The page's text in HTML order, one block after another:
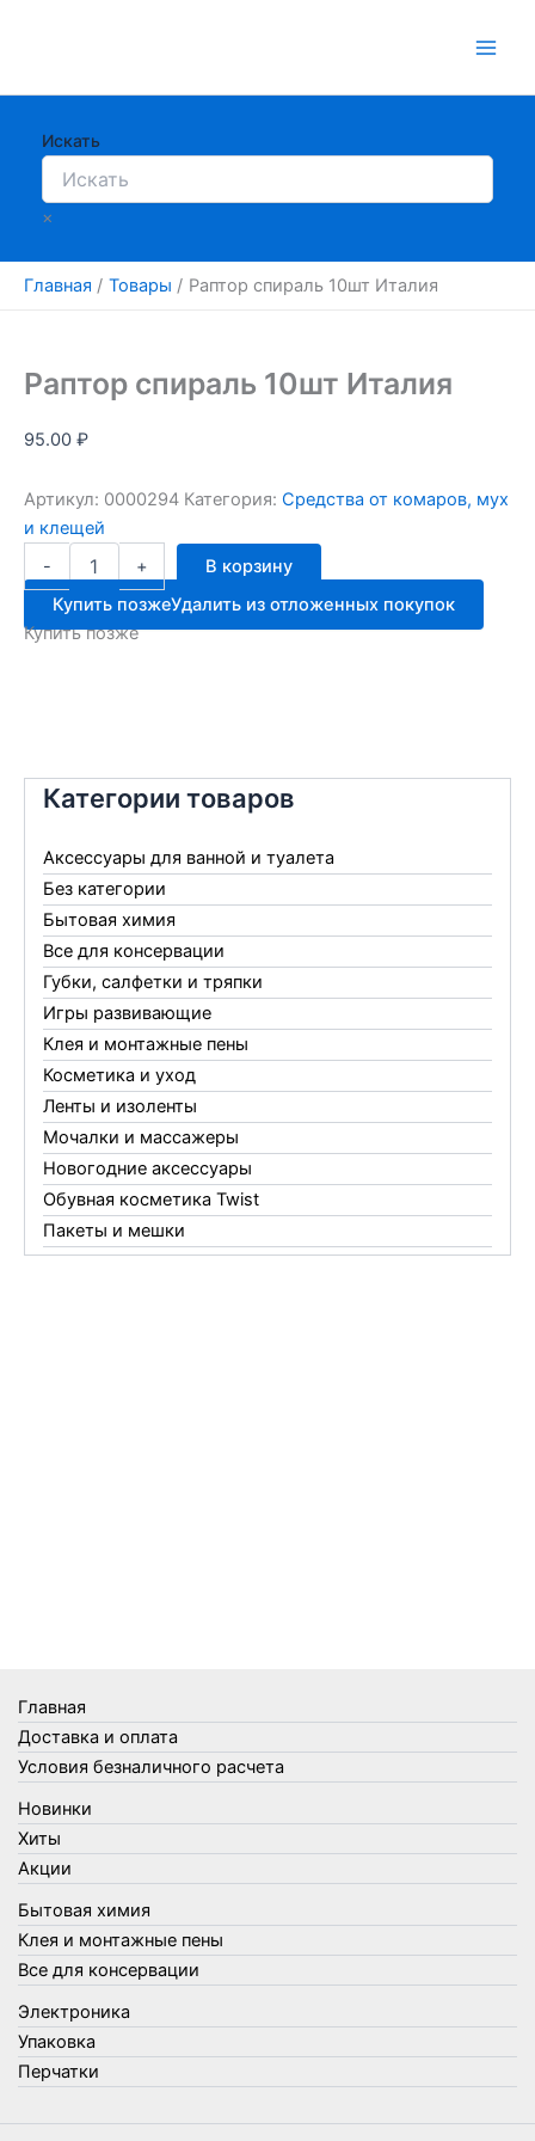
Искать
×
Главная Товары Раптор спираль 10шт Италия
Категории товаров
Аксессуары для ванной и туалета
Без категории
Бытовая химия
Все для консервации
Губки, салфетки и тряпки
Игры развивающие
Клея и монтажные пены
Косметика и уход
Ленты и изоленты
Мочалки и массажеры
Новогодние аксессуары
Обувная косметика Twist
Пакеты и мешки
Перчатки
Товары для кухни
Товары для сада и огорода
Товары для туризма и отдыха
Упаковка
Утеплители и прочее
Фонари, лампы и удлинители
Хозяйственные товары
Швабры, стекломои, черенки и насадки
Шнуры, веревки и шпагаты
Электроника
Элементы питания
Раптор спираль 10шт Италия
95.00 ₽
Артикул: 0000294 Категория: Средства от комаров, мух
и клещей
-
Количество
товара
Раптор
спираль
10шт
+
В корзину
Купить позжеУдалить из отложенных покупок
Купить позже
Главная
Доставка и оплата
Условия безналичного расчета
Новинки
Хиты
Акции
Бытовая химия
Клея и монтажные пены
Все для консервации
Электроника
Упаковка
Перчатки